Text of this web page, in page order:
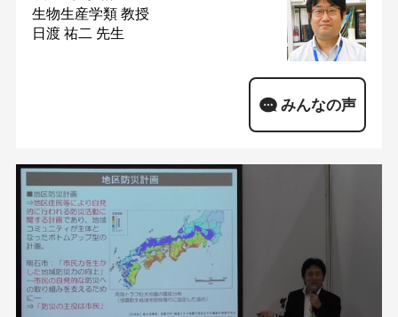
生物生産学類 教授
日渡 祐二 先生
みんなの声